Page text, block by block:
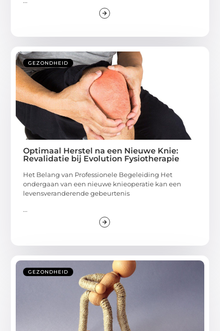
GEZONDHEID
Optimaal Herstel na een Nieuwe Knie:
Revalidatie bij Evolution Fysiotherapie
Het Belang van Professionele Begeleiding Het
ondergaan van een nieuwe knieoperatie kan een
levensveranderende gebeurtenis
...
GEZONDHEID